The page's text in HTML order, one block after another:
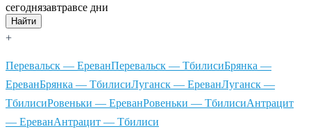
сегоднязавтравсе дни
Найти
+
Перевальск — ЕреванПеревальск — ТбилисиБрянка —
ЕреванБрянка — ТбилисиЛуганск — ЕреванЛуганск —
ТбилисиРовеньки — ЕреванРовеньки — ТбилисиАнтрацит
— ЕреванАнтрацит — Тбилиси